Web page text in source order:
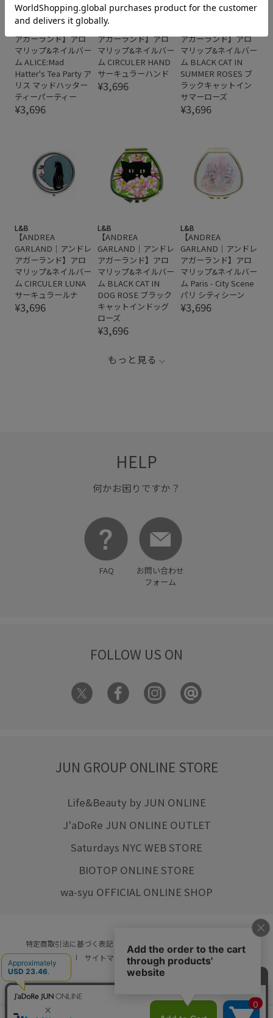
L&B
【ANDREA
GARLAND｜アンドレ
アガーランド】アロ
マリップ&ネイルバー
ム ALICE:Mad
Hatter's Tea Party ア
リス マッドハッター
ティーパーティー
¥3,696
L&B
【ANDREA
GARLAND｜アンドレ
アガーランド】アロ
マリップ&ネイルバー
ム CIRCULER HAND
サーキュラーハンド
¥3,696
L&B
アガーランド】アロ
マリップ&ネイルバー
ム BLACK CAT IN
SUMMER ROSES ブ
ラックキャットイン
サマーローズ
¥3,696
L&B
【ANDREA
GARLAND｜アンドレ
アガーランド】アロ
マリップ&ネイルバー
ム CIRCULER LUNA
サーキュラールナ
¥3,696
L&B
【ANDREA
GARLAND｜アンドレ
アガーランド】アロ
マリップ&ネイルバー
ム BLACK CAT IN
DOG ROSE ブラック
キャットインドッグ
ローズ
¥3,696
L&B
【ANDREA
GARLAND｜アンドレ
アガーランド】アロ
マリップ&ネイルバー
ム Paris - City Scene
パリ シティシーン
¥3,696
もっと見る
HELP
何かお困りですか？
FAQ
お問い合わせ
フォーム
FOLLOW US ON
JUN GROUP ONLINE STORE
Life&Beauty by JUN ONLINE
J'aDoRe JUN ONLINE OUTLET
Saturdays NYC WEB STORE
BIOTOP ONLINE STORE
wa-syu OFFICIAL ONLINE SHOP
特定商取引法に基づく表記 プライバシーポリシー
ご利用規約
サイトマップ リクルート ご利用ガイド